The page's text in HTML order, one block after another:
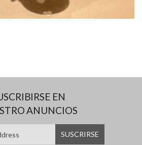
EN
ANUNCIOS